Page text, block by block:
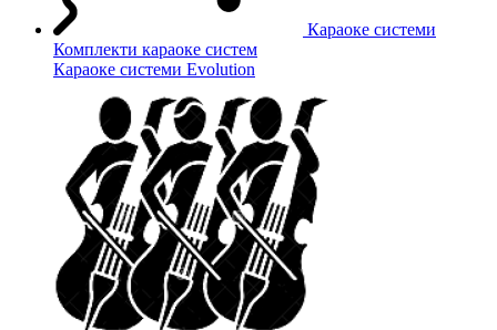
Караоке системи
Комплекти караоке систем
Караоке системи Evolution